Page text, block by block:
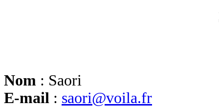
Nom : Saori
E-mail : saori@voila.fr